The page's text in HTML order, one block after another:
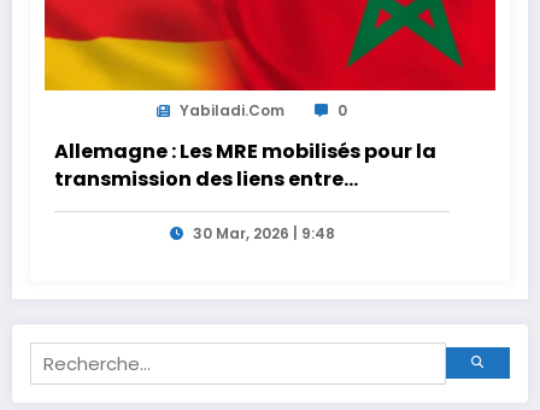
Yabiladi.com 0
Allemagne : Les MRE mobilisés pour la
transmission des liens entre
générations
30 Mar, 2026 | 9:48